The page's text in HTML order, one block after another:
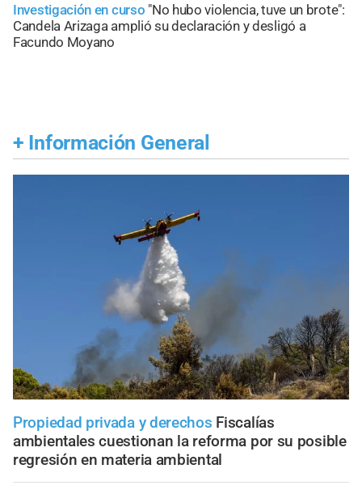
Investigación en curso "No hubo violencia, tuve un brote":
Candela Arizaga amplió su declaración y desligó a
Facundo Moyano
+ Información General
Propiedad privada y derechos Fiscalías
ambientales cuestionan la reforma por su posible
regresión en materia ambiental